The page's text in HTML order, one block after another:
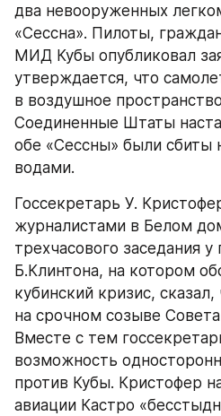
два невооруженных
«Сессна». Пилоты,
МИД Кубы опубликовал
утверждается, что
в воздушное
Соединенные Штаты
обе «Сессны» были
водами.
Госсекретарь У.
журналистами в Белом
трехчасового заседания у
Б.Клинтона, на котором
кубинский кризис,
на срочном созыве
Вместе с тем
возможность
против Кубы. Кристофер
авиации Кастро